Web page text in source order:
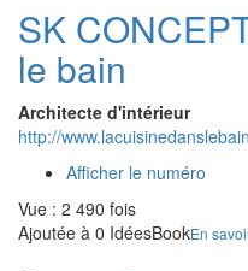
SK
le bain
Architecte d'intérieur
http://
Afficher le numéro
Vue : 2 490 fois
Ajoutée à 0 IdéesBookEn